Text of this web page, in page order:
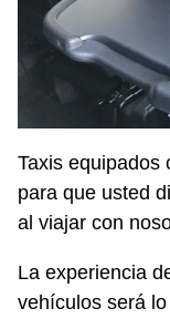
Taxis equipados
para que usted
al viajar con
La experiencia
vehículos será